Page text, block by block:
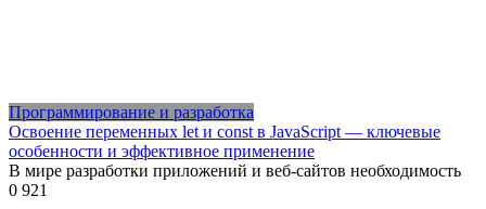
Программирование и разработка
Освоение переменных let и const в JavaScript — ключевые
особенности и эффективное применение
В мире разработки приложений и веб-сайтов необходимость
0 921